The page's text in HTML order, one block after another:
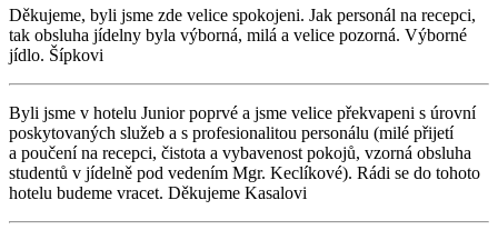
Děkujeme, byli jsme zde velice spokojeni. Jak personál na recepci,
tak obsluha jídelny byla výborná, milá a velice pozorná. Výborné
jídlo. Šípkovi
Byli jsme v hotelu Junior poprvé a jsme velice překvapeni s úrovní
poskytovaných služeb a s profesionalitou personálu (milé přijetí
a poučení na recepci, čistota a vybavenost pokojů, vzorná obsluha
studentů v jídelně pod vedením Mgr. Keclíkové). Rádi se do tohoto
hotelu budeme vracet. Děkujeme Kasalovi